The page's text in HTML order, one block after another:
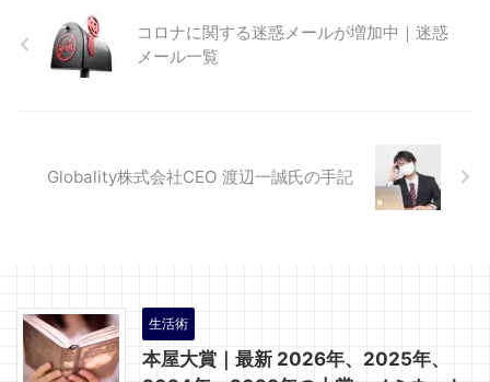
コロナに関する迷惑メールが増加中｜迷惑
メール一覧
Globality株式会社CEO 渡辺一誠氏の手記
生活術
本屋大賞｜最新 2026年、2025年、